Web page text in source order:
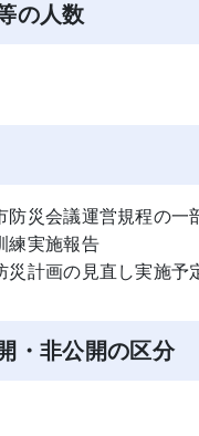
の人数
防災会議運営規程の一
練実施報告
災計画の見直し実施予
・非公開の区分